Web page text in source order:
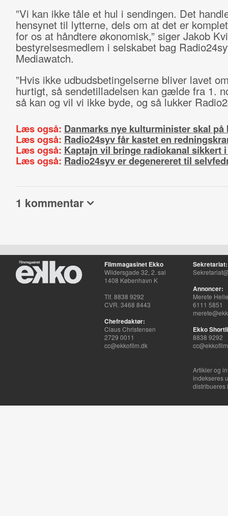
”Vi kan ikke tåle et hul i sendingen. Det
hensynet til lytterne, dels om at det er
for os at håndtere økonomisk,” siger Jakob
bestyrelsesmedlem i selskabet bag
Mediawatch.
”Hvis ikke udbudsbetingelserne bliver lavet
hurtigt, så sendetilladelsen kan gælde fra 1.
så kan og vil vi ikke byde, og så lukker
Læs også: Danmarks nye kulturminister skal på
Læs også: Radio24syv får kastet en
Læs også: Kaptajn vil bringe radiokanal sikkert
Læs også: Radio24syv er degenereret til
1 kommentar
Filmmagasinet Ekko
Wildersgade 32, 2. sal
1408 København K
Tlf. 8838 9292
CVR. 3468 8443
Chefredaktør:
Claus Christensen
2729 0011
cc@ekkofilm.dk
Sekretariat:
Annoncer:
Merete
6111 5851
Ekko
8838 9292
Artikler og
indekseres
distribueres